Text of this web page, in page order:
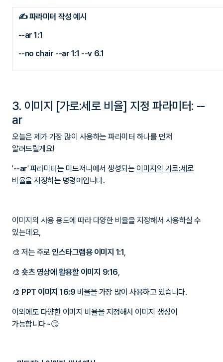
✍ 파라미터 작성 예시
--ar 1:1
--no chair --ar 1:1 --v 6.1
3. 이미지 [가로:세로 비율] 지정 파라미터: --
ar
오늘은 제가 가장 많이 사용하는 파라미터 하나를 먼저
알려드릴게요!
'--ar' 파라미터는 미드저니에서 생성되는 이미지의 가로:세로
비율을 지정하는 명령어입니다.
이미지의 사용 용도에 따라 다양한 비율을 지정해서 사용하실 수
있는데요,
🎨 저는 주로 인스타그램용 이미지 1:1 ,
🎨 숏츠 영상에 활용할 이미지 9:16,
🎨 PPT 이미지 16:9 비율을 가장 많이 사용하고 있습니다.
이외에도 다양한 이미지 비율을 지정해서 이미지 생성이
가능합니다~😏